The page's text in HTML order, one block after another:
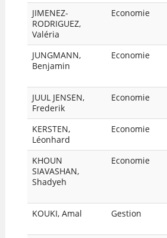
JIMENEZ-
RODRIGUEZ,
Valéria
Economie
JUNGMANN,
Benjamin
Economie
JUUL JENSEN,
Frederik
Economie
KERSTEN,
Léonhard
Economie
KHOUN
SIAVASHAN,
Shadyeh
Economie
KOUKI, Amal Gestion